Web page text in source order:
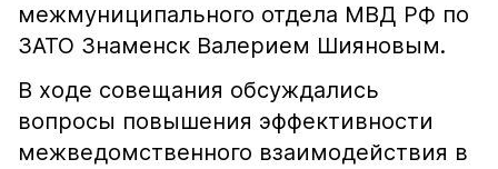
межмуниципального отдела МВД РФ по
ЗАТО Знаменск Валерием Шияновым.
В ходе совещания обсуждались
вопросы повышения эффективности
межведомственного взаимодействия в